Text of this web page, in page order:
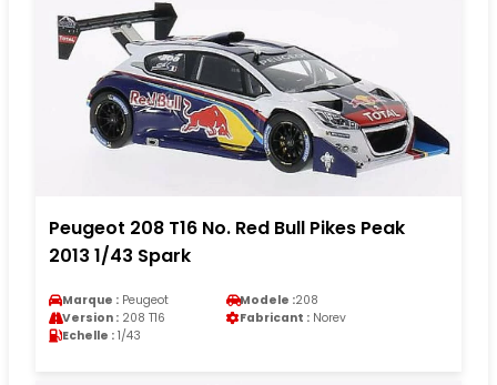
Peugeot 208 T16 No. Red Bull Pikes Peak
2013 1/43 Spark
Marque : Peugeot Modele :208
Version : 208 T16 Fabricant : Norev
Echelle : 1/43